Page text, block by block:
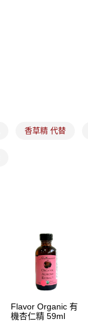
香草精 代替
Flavor Organic 有
機杏仁精 59ml